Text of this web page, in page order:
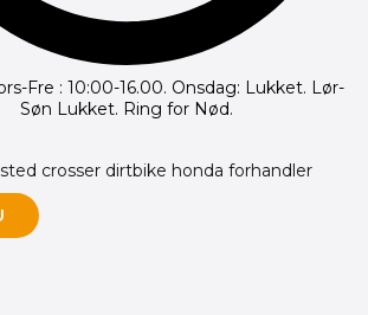
Fre : 10:00-16.00. Onsdag: Lukket. Lør-
Søn Lukket. Ring for Nød.